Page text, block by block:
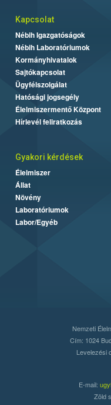
Kapcsolat
Nébih Igazgatóságok
Nébih Laboratóriumok
Kormányhivatalok
Sajtókapcsolat
Ügyfélszolgálat
Hatósági jogsegély
Élelmiszermentő Központ
Hírlevél feliratkozás
Gyakori kérdések
Élelmiszer
Állat
Növény
Laboratóriumok
Labor/Egyéb
Nemzeti
Cím: 1024
Levelezési
E-mail:
Zöld